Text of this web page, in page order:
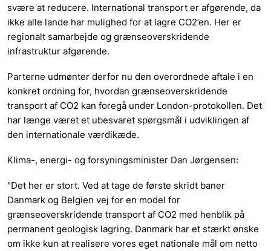
svære at reducere. International transport er afgørende, da
ikke alle lande har mulighed for at lagre CO2’en. Her er
regionalt samarbejde og grænseoverskridende
infrastruktur afgørende.
Parterne udmønter derfor nu den overordnede aftale i en
konkret ordning for, hvordan grænseoverskridende
transport af CO2 kan foregå under London-protokollen. Det
har længe været et ubesvaret spørgsmål i udviklingen af
den internationale værdikæde.
Klima-, energi- og forsyningsminister Dan Jørgensen:
"Det her er stort. Ved at tage de første skridt baner
Danmark og Belgien vej for en model for
grænseoverskridende transport af CO2 med henblik på
permanent geologisk lagring. Danmark har et stærkt ønske
om ikke kun at realisere vores eget nationale mål om netto